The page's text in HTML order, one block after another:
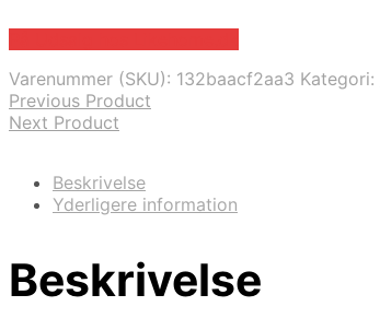
Varenummer (SKU): 132baacf2aa3 Kategori:
Previous Product
Next Product
Beskrivelse
Yderligere information
Beskrivelse